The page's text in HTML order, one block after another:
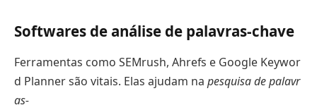
Softwares de análise de palavras-chave
Ferramentas como SEMrush, Ahrefs e Google Keywor
d Planner são vitais. Elas ajudam na pesquisa de palavr
as-